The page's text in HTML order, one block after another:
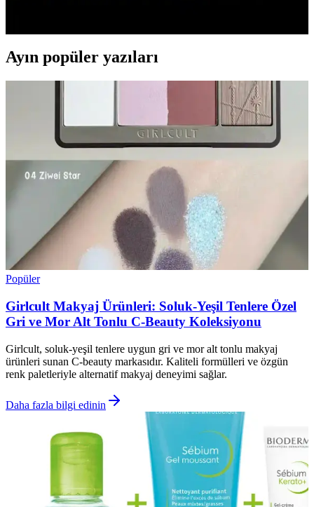
Ayın popüler yazıları
Popüler
Girlcult Makyaj Ürünleri: Soluk-Yeşil Tenlere Özel
Gri ve Mor Alt Tonlu C-Beauty Koleksiyonu
Girlcult, soluk-yeşil tenlere uygun gri ve mor alt tonlu makyaj
ürünleri sunan C-beauty markasıdır. Kaliteli formülleri ve özgün
renk paletleriyle alternatif makyaj deneyimi sağlar.
Daha fazla bilgi edinin